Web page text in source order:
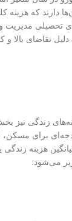
دارند که
دلیل تقاضای بالا
هزینه تحصیل در سوئد ۲۰۲۵،
برای مسکن،